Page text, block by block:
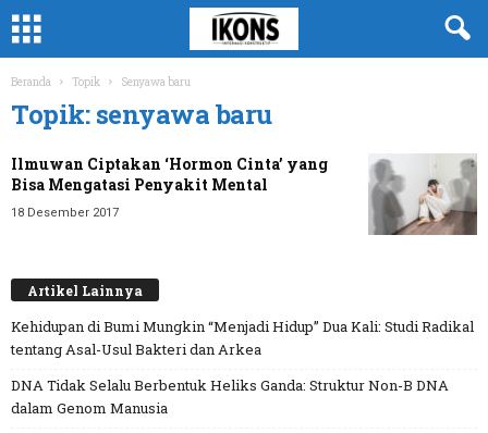
Beranda Topik Senyawa baru
Topik: senyawa baru
Ilmuwan Ciptakan ‘Hormon Cinta’ yang
Bisa Mengatasi Penyakit Mental
18 Desember 2017
Artikel Lainnya
Kehidupan di Bumi Mungkin “Menjadi Hidup” Dua Kali: Studi Radikal
tentang Asal-Usul Bakteri dan Arkea
DNA Tidak Selalu Berbentuk Heliks Ganda: Struktur Non-B DNA
dalam Genom Manusia